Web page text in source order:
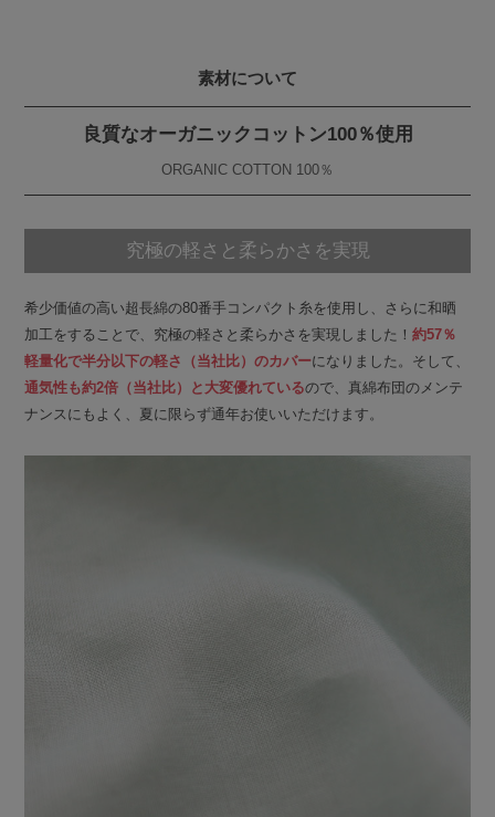
素材について
良質なオーガニックコットン100％使用
ORGANIC COTTON 100％
究極の軽さと柔らかさを実現
希少価値の高い超長綿の80番手コンパクト糸を使用し、さらに和晒
加工をすることで、究極の軽さと柔らかさを実現しました！約57％
軽量化で半分以下の軽さ（当社比）のカバーになりました。そして、
通気性も約2倍（当社比）と大変優れているので、真綿布団のメンテ
ナンスにもよく、夏に限らず通年お使いいただけます。